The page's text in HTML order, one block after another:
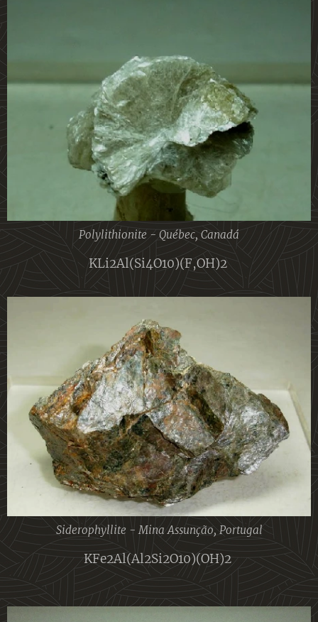
Polylithionite - Québec, Canadá
KLi2Al(Si4O10)(F,OH)2
Siderophyllite - Mina Assunção, Portugal
KFe2Al(Al2Si2O10)(OH)2